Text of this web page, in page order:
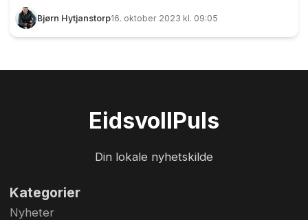
og øves til den tradijonsrike høstkonserten i
Panorama. Foto: Bjørn Hytjanstorp
Bjørn Hytjanstorp16. oktober 2023 kl. 09:05
EidsvollPuls
Din lokale nyhetskilde
Kategorier
Nyheter